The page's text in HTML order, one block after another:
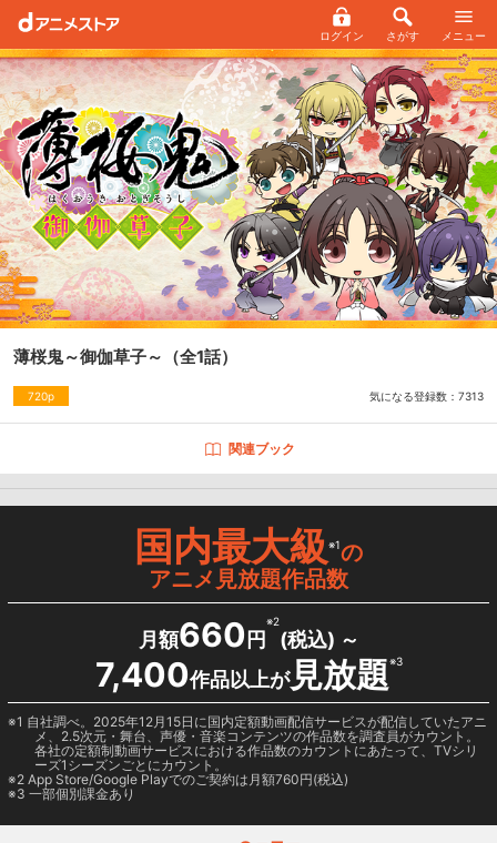
ログイン さがす メニュー
薄桜鬼～御伽草子～ （全1話）
720p 気になる登録数： 7313
関連ブック
国内最大級※1の
アニメ見放題作品数
月額660 円
※2
(税込) ～
7,400作品以上が見放題※3
1 自社調べ。2025年12月15日に国内定額動画配信サービスが配信していたアニ
メ、2.5次元・舞台、声優・音楽コンテンツの作品数を調査員がカウント。
各社の定額制動画サービスにおける作品数のカウントにあたって、TVシリ
ーズ1シーズンごとにカウント。
2 App Store/Google Playでのご契約は月額760円(税込)
3 一部個別課金あり